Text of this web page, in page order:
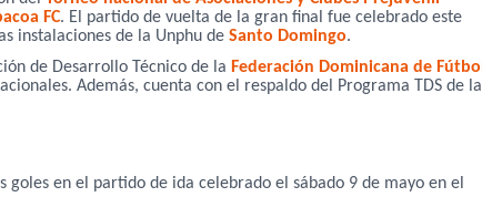
FC. El partido de vuelta de la gran final fue celebrado este
instalaciones de la Unphu de Santo Domingo.
de Desarrollo Técnico de la Federación Dominicana de Fútbol
Además, cuenta con el respaldo del Programa TDS de la
goles en el partido de ida celebrado el sábado 9 de mayo en el